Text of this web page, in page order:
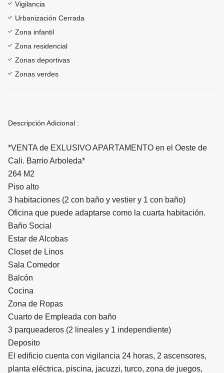
Vigilancia
Urbanización Cerrada
Zona infantil
Zona residencial
Zonas deportivas
Zonas verdes
Descripción Adicional :
*VENTA de EXLUSIVO APARTAMENTO en el Oeste de
Cali. Barrio Arboleda*
264 M2
Piso alto
3 habitaciones (2 con baño y vestier y 1 con baño)
Oficina que puede adaptarse como la cuarta habitación.
Baño Social
Estar de Alcobas
Closet de Linos
Sala Comedor
Balcón
Cocina
Zona de Ropas
Cuarto de Empleada con baño
3 parqueaderos (2 lineales y 1 independiente)
Deposito
El edificio cuenta con vigilancia 24 horas, 2 ascensores,
planta eléctrica, piscina, jacuzzi, turco, zona de juegos,